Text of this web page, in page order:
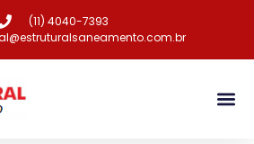
(11) 4040-7393